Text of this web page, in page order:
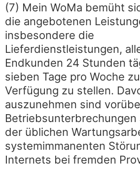
(7) Mein WoMa bemüht
die angebotenen
insbesondere die
Lieferdienstleistungen,
Endkunden 24 Stunden
sieben Tage pro Woche
Verfügung zu stellen.
auszunehmen sind
Betriebsunterbrechungen
der üblichen
systemimmanenten
Internets bei fremden